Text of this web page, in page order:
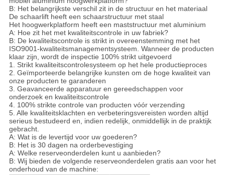
B: Het belangrijkste verschil zit in de structuur en het materiaal
De schaarlift heeft een schaarstructuur met staal
Het hoogwerkplatform heeft een maststructuur met aluminium
A: Hoe zit het met kwaliteitscontrole in uw fabriek?
B: De kwaliteitscontrole is strikt in overeenstemming met het
ISO9001-kwaliteitsmanagementsysteem. Wanneer de producten
klaar zijn, wordt de inspectie 100% strikt uitgevoerd
1. Strikt kwaliteitscontrolesysteem op het hele productieproces
2. Geïmporteerde belangrijke kunsten om de hoge kwaliteit van
onze producten te garanderen
3. Geavanceerde apparatuur en gereedschappen voor
onderzoek en kwaliteitscontrole
4. 100% strikte controle van producten vóór verzending
5. Alle kwaliteitsklachten en verbeteringsvereisten worden altijd
serieus bestudeerd en, indien redelijk, onmiddellijk in de praktijk
gebracht.
A: Wat is de levertijd voor uw goederen?
B: Het is 30 dagen na orderbevestiging
A: Welke reserveonderdelen kunt u aanbieden?
B: Wij bieden de volgende reserveonderdelen gratis aan voor het
onderhoud van de machine: